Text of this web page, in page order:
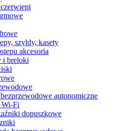
szyldy, kasety
akcesoria
i breloki
autonomiczne
Wi-Fi
dopuszkowe